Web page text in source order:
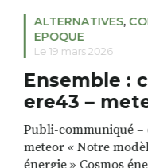
ALTERNATIVES,
EPOQUE
Le 19 mars 2026
Ensemble :
ere43 –
Publi-communiqué –
meteor « Notre